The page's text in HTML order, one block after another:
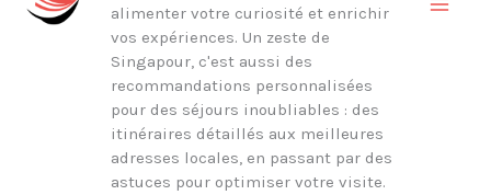
alimenter votre curiosité et enrichir
vos expériences. Un zeste de
Singapour, c'est aussi des
recommandations personnalisées
pour des séjours inoubliables : des
itinéraires détaillés aux meilleures
adresses locales, en passant par des
astuces pour optimiser votre visite.